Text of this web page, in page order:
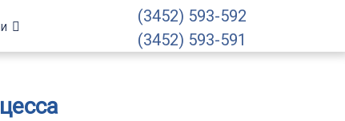
(3452) 593-592
(3452) 593-591